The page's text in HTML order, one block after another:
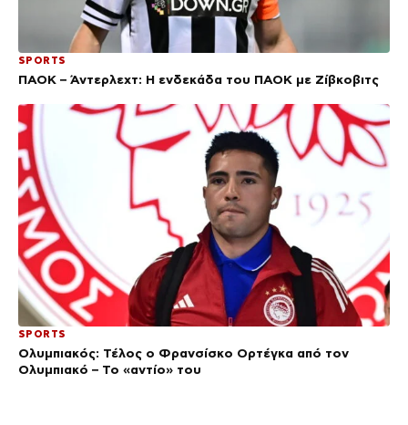
SPORTS
ΠΑΟΚ – Άντερλεχτ: Η ενδεκάδα του ΠΑΟΚ με Ζίβκοβιτς
SPORTS
Ολυμπιακός: Τέλος ο Φρανσίσκο Ορτέγκα από τον
Ολυμπιακό – Το «αντίο» του